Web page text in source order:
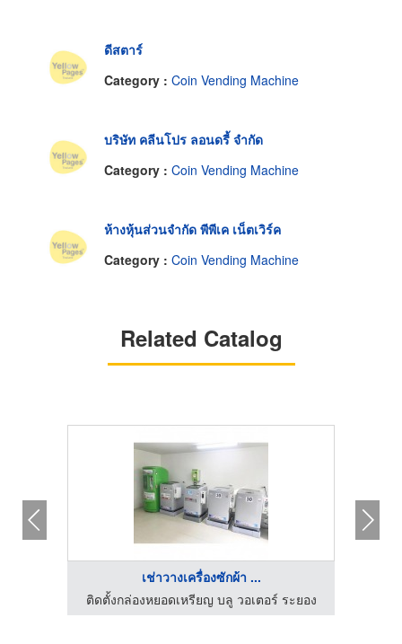
ดีสตาร์
Category : Coin Vending Machine
บริษัท คลีนโปร ลอนดรี้ จำกัด
Category : Coin Vending Machine
ห้างหุ้นส่วนจำกัด พีพีเค เน็ตเวิร์ค
Category : Coin Vending Machine
Related Catalog
เช่าวางเครื่องซักผ้า ...
ติดตั้งกล่องหยอดเหรียญ บลู วอเตอร์ ระยอง